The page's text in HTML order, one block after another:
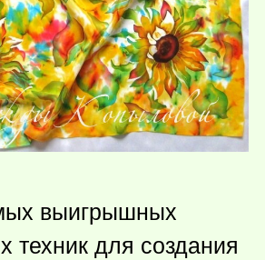
выигрышных
техник для создания